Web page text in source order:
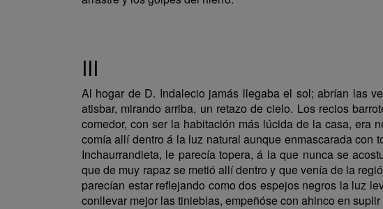
III
Al hogar de D. Indalecio jamás llegaba el sol; abrían las
atisbar, mirando arriba, un retazo de cielo. Los recios
comedor, con ser la habitación más lúcida de la casa, era
comía allí dentro á la luz natural aunque enmascarada con
Inchaurrandieta, le parecía topera, á la que nunca se
que de muy rapaz se metió allí dentro y que venía de la
parecían estar reflejando como dos espejos negros la luz
conllevar mejor las tinieblas, empeñóse con ahinco en